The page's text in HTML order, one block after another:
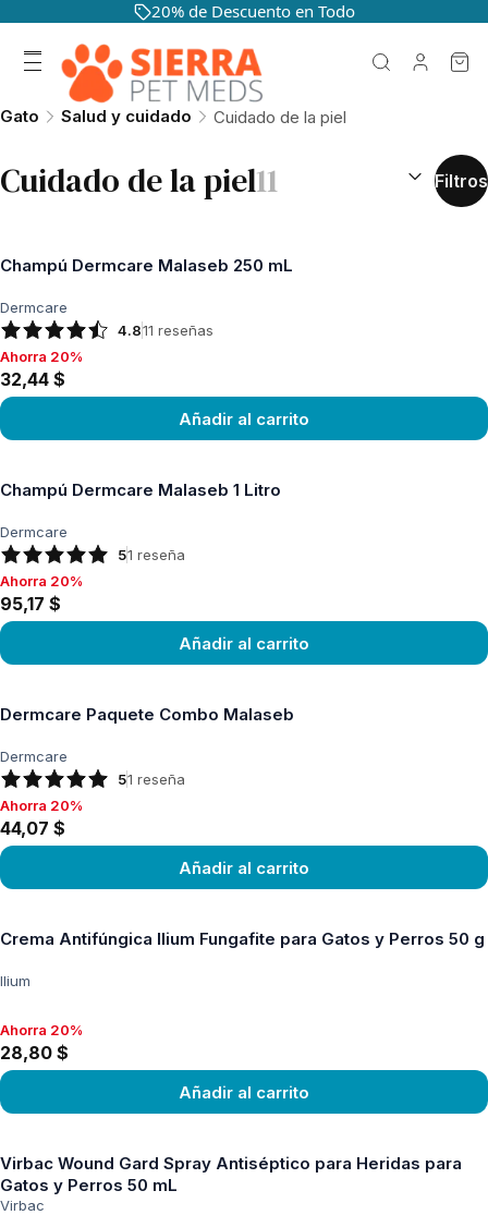
20% de Descuento en Todo
Gato Salud y cuidado Cuidado de la piel
Cuidado de la piel11 Filtros
Champú Dermcare Malaseb 250 mL
Dermcare
4.811 reseñas
Ahorra 20%, 32,44 $
Ahorra 20%
32,44 $
Añadir al carrito
Champú Dermcare Malaseb 1 Litro
Dermcare
51 reseña
Ahorra 20%, 95,17 $
Ahorra 20%
95,17 $
Añadir al carrito
Dermcare Paquete Combo Malaseb
Dermcare
51 reseña
Ahorra 20%, 44,07 $
Ahorra 20%
44,07 $
Añadir al carrito
Crema Antifúngica Ilium Fungafite para Gatos y Perros 50 g
Ilium
Ahorra 20%, 28,80 $
Ahorra 20%
28,80 $
Añadir al carrito
Virbac Wound Gard Spray Antiséptico para Heridas para
Gatos y Perros 50 mL
Virbac